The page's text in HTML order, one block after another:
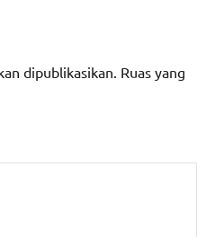
dipublikasikan. Ruas yang